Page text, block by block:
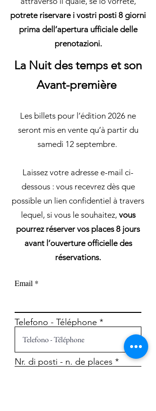
potrete riservare i vostri posti 8 giorni
prima dell’apertura ufficiale delle
prenotazioni.
La Nuit des temps et son
Avant-première
Les billets pour l’édition 2026 ne
seront mis en vente qu’à partir du
samedi 12 septembre.
Laissez votre adresse e-mail ci-
dessous : vous recevrez dès que
possible un lien confidentiel à travers
lequel, si vous le souhaitez, vous
pourrez réserver vos places 8 jours
avant l’ouverture officielle des
réservations.
Email
Telefono - Téléphone
Nr. di posti - n. de places